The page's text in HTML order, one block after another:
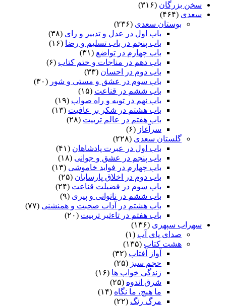
سخن بزرگان (۳۱۶)
سعدی (۴۶۴)
بوستان سعدی (۲۳۶)
باب اول در عدل و تدبیر و رای (۳۸)
باب پنجم در باب تسلیم و رضا (۱۶)
باب چهارم در تواضع (۳۱)
باب دهم در مناجات و ختم کتاب (۶)
باب دوم در احسان (۳۳)
باب سوم در عشق و مستی و شور (۳۰)
باب ششم در قناعت (۱۵)
باب نهم در توبه و راه صواب (۱۹)
باب هشتم در شکر بر عافیت (۱۳)
باب هفتم در عالم تربیت (۲۸)
سرآغاز (۶)
گلستان سعدی (۲۲۸)
باب اول در عبرت پادشاهان (۴۱)
باب پنجم در عشق و جوانى (۱۸)
باب چهارم در فواید خاموشى (۱۳)
باب دوم در اخلاق پارسایان (۲۵)
باب سوم در فضیلت قناعت (۲۴)
باب ششم در ناتوانى و پیرى (۹)
باب هشتم در آداب صحبت و همنشنى (۷۷)
باب هفتم در تاءثیر تربیت (۲۰)
سهراب سپهری (۱۳۶)
صدای پای آب (۱)
هشت کتاب (۱۳۵)
آواز آفتاب (۳۲)
حجم سبز (۲۵)
زندگی خواب ها (۱۶)
شرق اندوه (۲۵)
ما هیچ، ما نگاه (۱۴)
مرگ رنگ (۲۲)